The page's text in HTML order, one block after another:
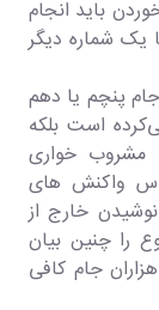
باید انجام
شماره دیگر
پنچم یا دهم
است بلکه
مشروب خواری
واکنش های
خارج از
را چنین بیان
جام کافی